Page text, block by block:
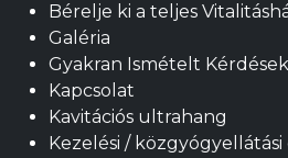
Bérelje ki a teljes
Galéria
Gyakran Ismételt Kérdések
Kapcsolat
Kavitációs ultrahang
Kezelési /